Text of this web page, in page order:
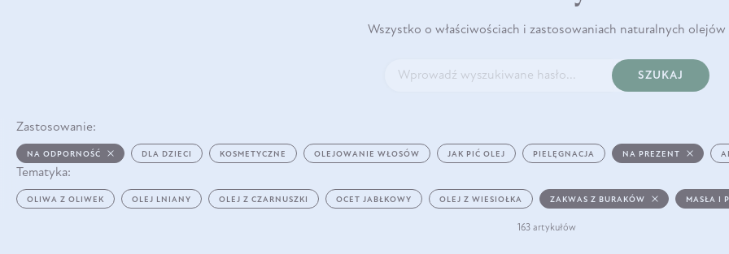
Wszystko o właściwościach i zastosowaniach naturalnych olejów
SZUKAJ
Zastosowanie:
NA ODPORNOŚĆ DLA DZIECI KOSMETYCZNE OLEJOWANIE WŁOSÓW JAK PIĆ OLEJ PIELĘGNACJA NA PREZENT
Tematyka:
OLIWA Z OLIWEK OLEJ LNIANY OLEJ Z CZARNUSZKI OCET JABŁKOWY OLEJ Z WIESIOŁKA ZAKWAS Z BURAKÓW MASŁA I
163 artykułów